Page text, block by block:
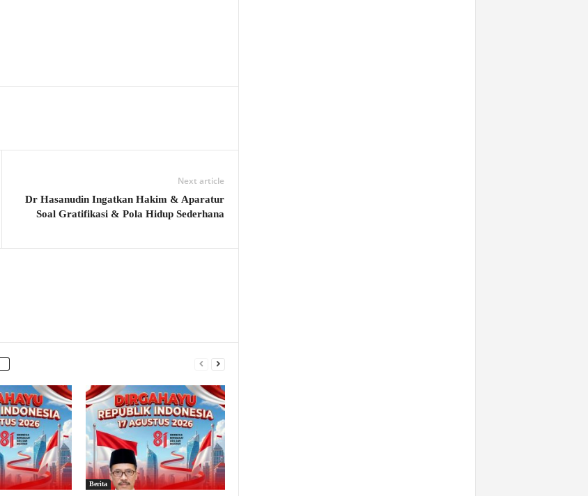
Next article
Dr Hasanudin Ingatkan Hakim & Aparatur
Soal Gratifikasi & Pola Hidup Sederhana
Berita